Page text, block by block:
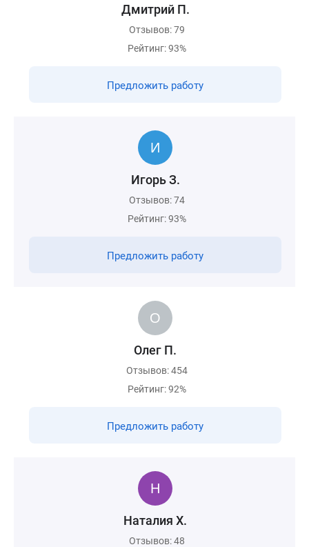
Дмитрий П.
Отзывов: 79
Рейтинг: 93%
Предложить работу
Игорь З.
Отзывов: 74
Рейтинг: 93%
Предложить работу
Олег П.
Отзывов: 454
Рейтинг: 92%
Предложить работу
Наталия Х.
Отзывов: 48